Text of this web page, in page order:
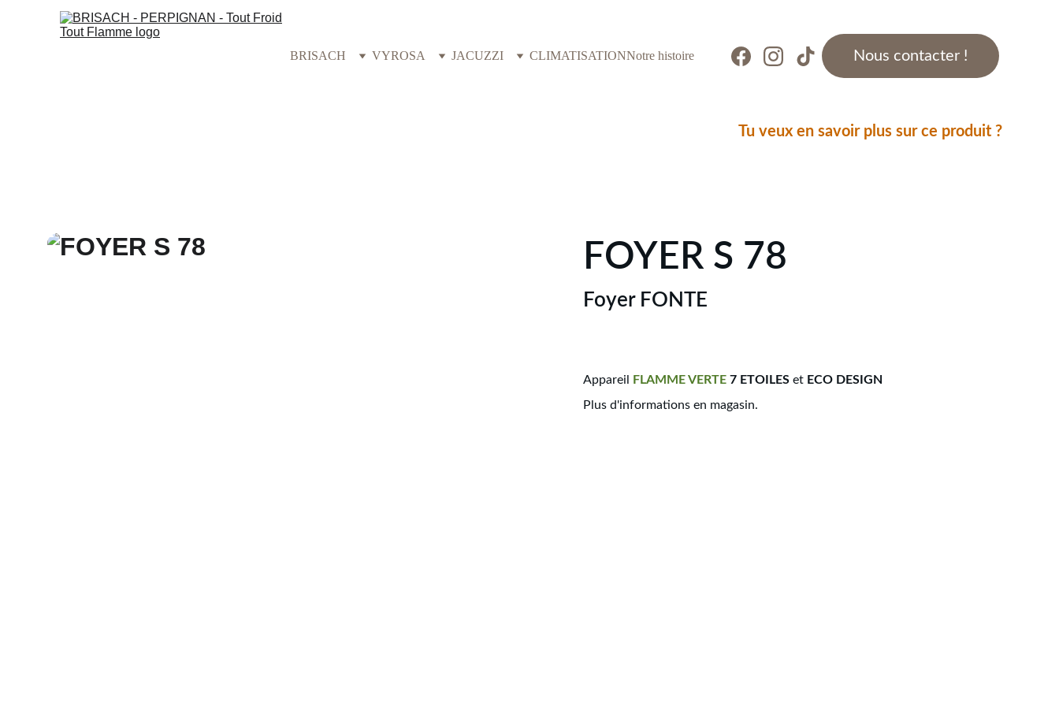
BRISACH VYROSA JACUZZI CLIMATISATIONNotre histoire Nous contacter !
Tu veux en savoir plus sur ce produit ?
FOYER S 78
Foyer FONTE
Appareil FLAMMEVERTE 7 ETOILES et ECO DESIGN
Plus d'informations en magasin.